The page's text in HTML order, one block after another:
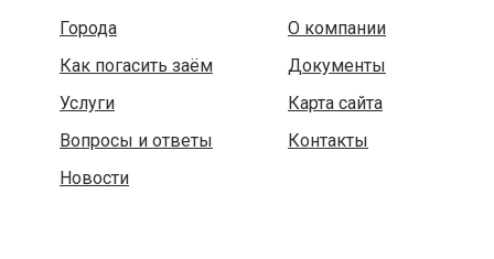
Города
О компании
Как погасить заём
Документы
Услуги
Карта сайта
Вопросы и ответы
Контакты
Новости